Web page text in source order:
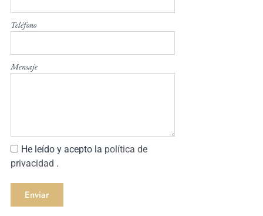
Teléfono
Mensaje
He leído y acepto la política de
privacidad .
Enviar